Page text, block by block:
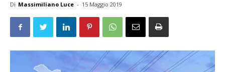
Di Massimiliano Luce - 15 Maggio 2019